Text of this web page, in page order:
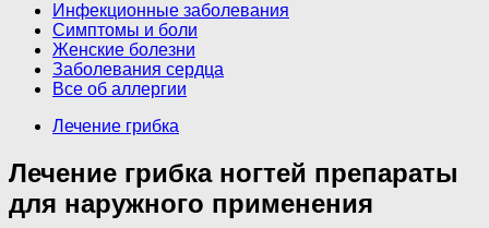
Инфекционные заболевания
Симптомы и боли
Женские болезни
Заболевания сердца
Все об аллергии
Лечение грибка
Лечение грибка ногтей препараты
для наружного применения